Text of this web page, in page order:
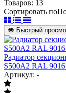
Товаров: 13
Сортировать по
Быстрый
Радиатор
S500A2 RAL
Артикул: -